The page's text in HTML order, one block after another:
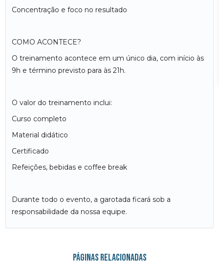
Concentração e foco no resultado
COMO ACONTECE?
O treinamento acontece em um único dia, com início às
9h e término previsto para às 21h.
O valor do treinamento inclui:
Curso completo
Material didático
Certificado
Refeições, bebidas e coffee break
Durante todo o evento, a garotada ficará sob a
responsabilidade da nossa equipe.
Páginas relacionadas